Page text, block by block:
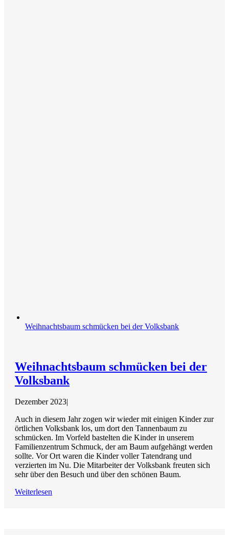
Weihnachtsbaum schmücken bei der Volksbank
Weihnachtsbaum schmücken bei der
Volksbank
Dezember 2023|
Auch in diesem Jahr zogen wir wieder mit einigen Kinder zur
örtlichen Volksbank los, um dort den Tannenbaum zu
schmücken. Im Vorfeld bastelten die Kinder in unserem
Familienzentrum Schmuck, der am Baum aufgehängt werden
sollte. Vor Ort waren die Kinder voller Tatendrang und
verzierten im Nu. Die Mitarbeiter der Volksbank freuten sich
sehr über den Besuch und über den schönen Baum.
Weiterlesen